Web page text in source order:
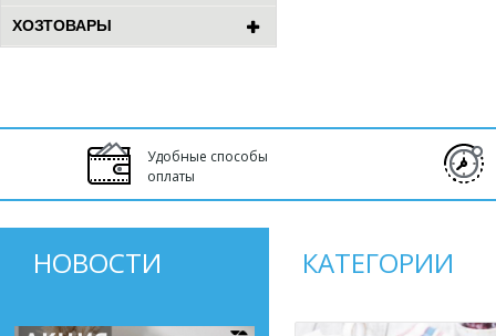
ХОЗТОВАРЫ
Удобные способы
оплаты
НОВОСТИ КАТЕГОРИИ